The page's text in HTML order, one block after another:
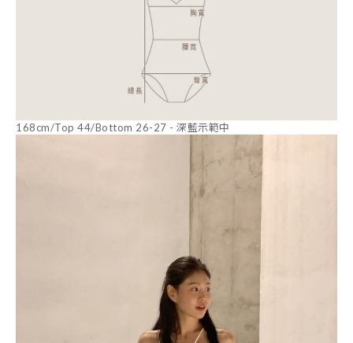
168cm/Top 44/Bottom 26-27 - 深藍示範中